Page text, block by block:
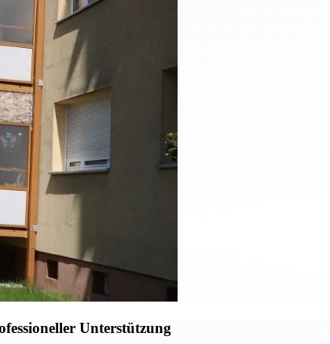
Unterstützung